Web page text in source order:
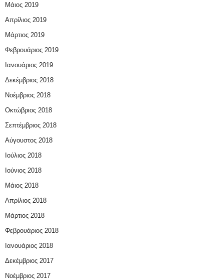
Μάιος 2019
Απρίλιος 2019
Μάρτιος 2019
Φεβρουάριος 2019
Ιανουάριος 2019
Δεκέμβριος 2018
Νοέμβριος 2018
Οκτώβριος 2018
Σεπτέμβριος 2018
Αύγουστος 2018
Ιούλιος 2018
Ιούνιος 2018
Μάιος 2018
Απρίλιος 2018
Μάρτιος 2018
Φεβρουάριος 2018
Ιανουάριος 2018
Δεκέμβριος 2017
Νοέμβριος 2017